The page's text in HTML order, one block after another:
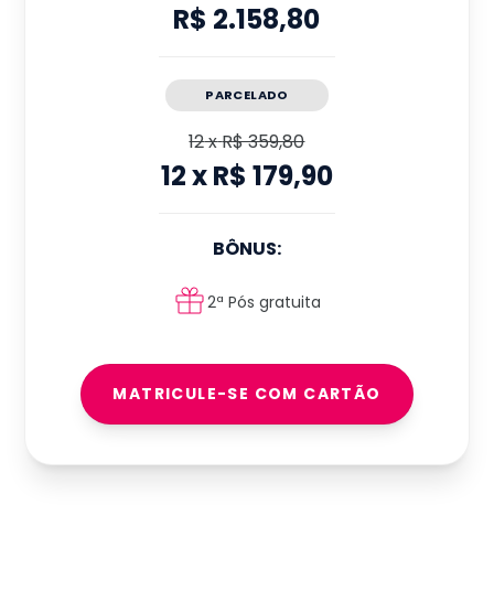
R$ 2.158,80
PARCELADO
12xR$ 359,80
12xR$ 179,90
BÔNUS:
2ª Pós gratuita
MATRICULE-SE COM CARTÃO